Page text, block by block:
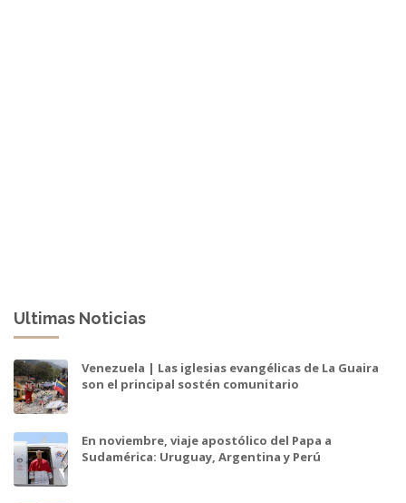
Ultimas Noticias
Venezuela | Las iglesias evangélicas de La Guaira
son el principal sostén comunitario
En noviembre, viaje apostólico del Papa a
Sudamérica: Uruguay, Argentina y Perú